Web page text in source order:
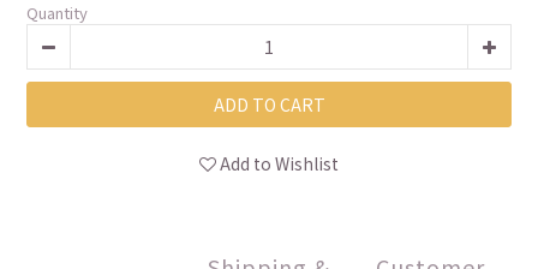
Quantity
ADD TO CART
Add to Wishlist